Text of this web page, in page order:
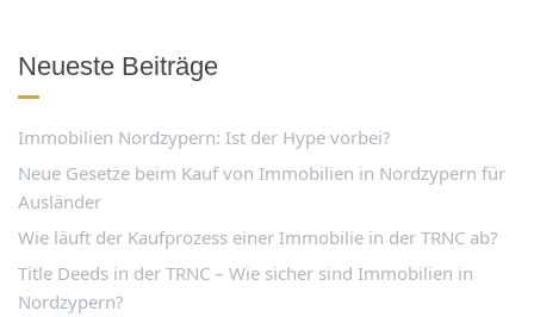
Neueste Beiträge
Immobilien Nordzypern: Ist der Hype vorbei?
Neue Gesetze beim Kauf von Immobilien in Nordzypern für
Ausländer
Wie läuft der Kaufprozess einer Immobilie in der TRNC ab?
Title Deeds in der TRNC – Wie sicher sind Immobilien in
Nordzypern?